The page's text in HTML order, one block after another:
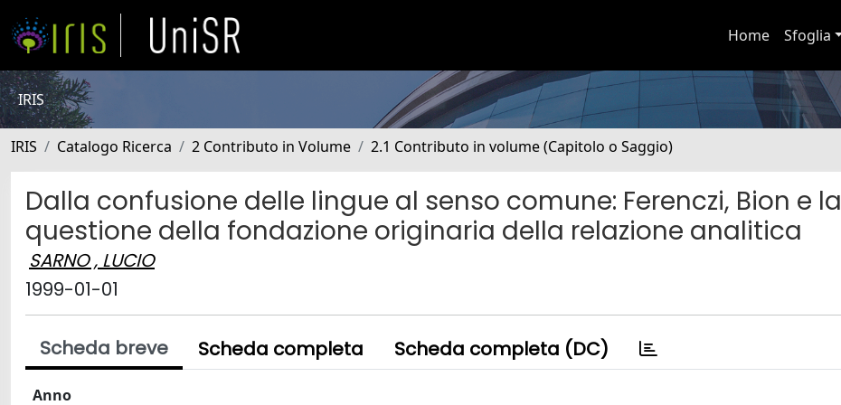
Home Sfoglia
IRIS
IRIS Catalogo Ricerca 2 Contributo in Volume 2.1 Contributo in volume (Capitolo o Saggio)
Dalla confusione delle lingue al senso comune: Ferenczi, Bion e la
questione della fondazione originaria della relazione analitica
SARNO , LUCIO
1999-01-01
Scheda breve Scheda completa Scheda completa (DC)
Anno